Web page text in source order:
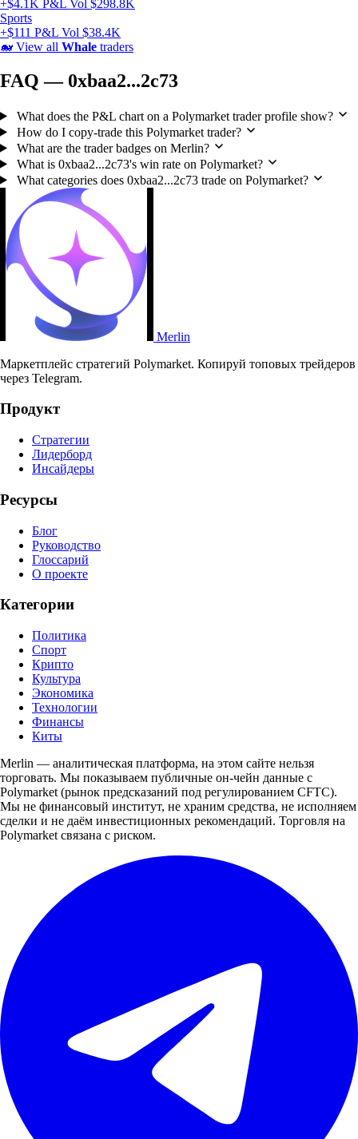
+$4.1K P&L Vol $298.8K
Sports
+$111 P&L Vol $38.4K
🐋 View all Whale traders
FAQ — 0xbaa2...2c73
What does the P&L chart on a Polymarket trader profile show?
How do I copy-trade this Polymarket trader?
What are the trader badges on Merlin?
What is 0xbaa2...2c73's win rate on Polymarket?
What categories does 0xbaa2...2c73 trade on Polymarket?
Merlin
Маркетплейс стратегий Polymarket. Копируй топовых трейдеров
через Telegram.
Продукт
Стратегии
Лидерборд
Инсайдеры
Ресурсы
Блог
Руководство
Глоссарий
О проекте
Категории
Политика
Спорт
Крипто
Культура
Экономика
Технологии
Финансы
Киты
Merlin — аналитическая платформа, на этом сайте нельзя
торговать. Мы показываем публичные он-чейн данные с
Polymarket (рынок предсказаний под регулированием CFTC).
Мы не финансовый институт, не храним средства, не исполняем
сделки и не даём инвестиционных рекомендаций. Торговля на
Polymarket связана с риском.